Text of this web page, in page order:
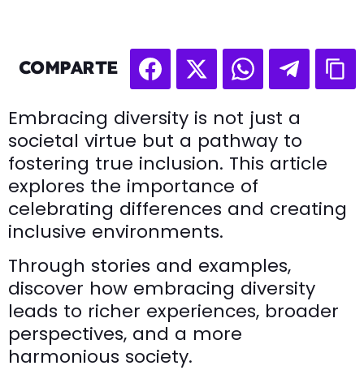
COMPARTE
Embracing diversity is not just a
societal virtue but a pathway to
fostering true inclusion. This article
explores the importance of
celebrating differences and creating
inclusive environments.
Through stories and examples,
discover how embracing diversity
leads to richer experiences, broader
perspectives, and a more
harmonious society.